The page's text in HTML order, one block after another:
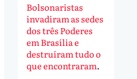
Bolsonaristas
invadiram as sedes
dos três Poderes
em Brasília e
destruíram tudo o
que encontraram.